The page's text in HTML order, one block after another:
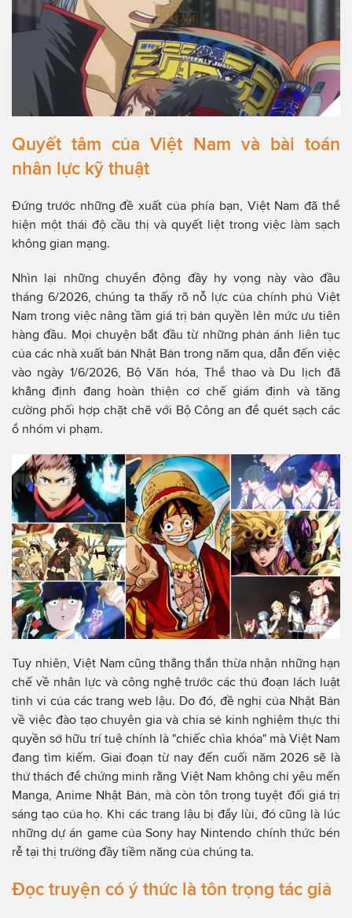
Quyết tâm của Việt Nam và bài toán
nhân lực kỹ thuật
Đứng trước những đề xuất của phía bạn, Việt Nam đã thể
hiện một thái độ cầu thị và quyết liệt trong việc làm sạch
không gian mạng.
Nhìn lại những chuyển động đầy hy vọng này vào đầu
tháng 6/2026, chúng ta thấy rõ nỗ lực của chính phủ Việt
Nam trong việc nâng tầm giá trị bản quyền lên mức ưu tiên
hàng đầu. Mọi chuyện bắt đầu từ những phản ánh liên tục
của các nhà xuất bản Nhật Bản trong năm qua, dẫn đến việc
vào ngày 1/6/2026, Bộ Văn hóa, Thể thao và Du lịch đã
khẳng định đang hoàn thiện cơ chế giám định và tăng
cường phối hợp chặt chẽ với Bộ Công an để quét sạch các
ổ nhóm vi phạm.
Tuy nhiên, Việt Nam cũng thẳng thắn thừa nhận những hạn
chế về nhân lực và công nghệ trước các thủ đoạn lách luật
tinh vi của các trang web lậu. Do đó, đề nghị của Nhật Bản
về việc đào tạo chuyên gia và chia sẻ kinh nghiệm thực thi
quyền sở hữu trí tuệ chính là "chiếc chìa khóa" mà Việt Nam
đang tìm kiếm. Giai đoạn từ nay đến cuối năm 2026 sẽ là
thử thách để chứng minh rằng Việt Nam không chỉ yêu mến
Manga, Anime Nhật Bản, mà còn tôn trọng tuyệt đối giá trị
sáng tạo của họ. Khi các trang lậu bị đẩy lùi, đó cũng là lúc
những dự án game của Sony hay Nintendo chính thức bén
rễ tại thị trường đầy tiềm năng của chúng ta.
Đọc truyện có ý thức là tôn trọng tác giả